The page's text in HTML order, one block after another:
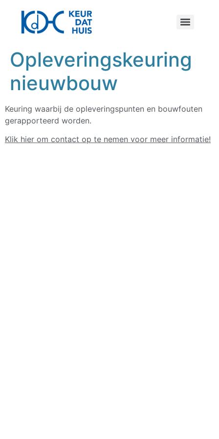
Opleveringskeuring
nieuwbouw
Keuring waarbij de opleveringspunten en bouwfouten
gerapporteerd worden.
Klik hier om contact op te nemen voor meer informatie!